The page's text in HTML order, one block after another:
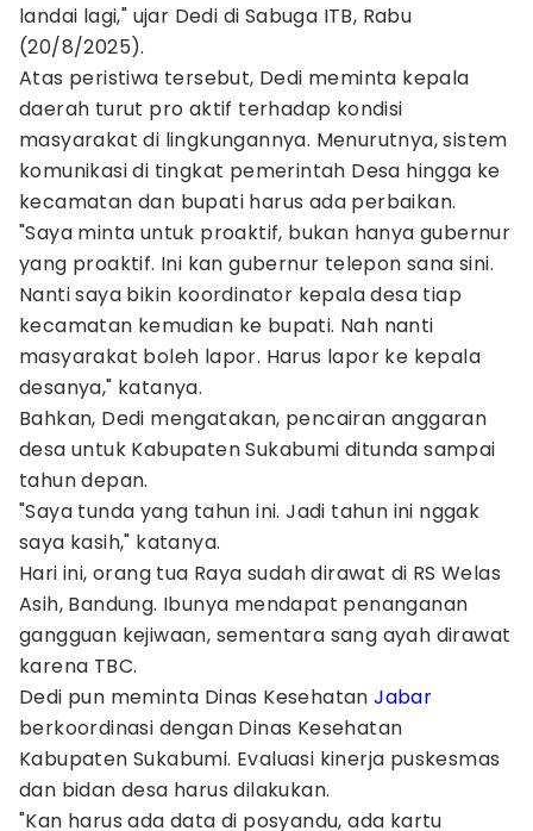
landai lagi," ujar Dedi di Sabuga ITB, Rabu
(20/8/2025).
Atas peristiwa tersebut, Dedi meminta kepala
daerah turut pro aktif terhadap kondisi
masyarakat di lingkungannya. Menurutnya, sistem
komunikasi di tingkat pemerintah Desa hingga ke
kecamatan dan bupati harus ada perbaikan.
"Saya minta untuk proaktif, bukan hanya gubernur
yang proaktif. Ini kan gubernur telepon sana sini.
Nanti saya bikin koordinator kepala desa tiap
kecamatan kemudian ke bupati. Nah nanti
masyarakat boleh lapor. Harus lapor ke kepala
desanya," katanya.
Bahkan, Dedi mengatakan, pencairan anggaran
desa untuk Kabupaten Sukabumi ditunda sampai
tahun depan.
"Saya tunda yang tahun ini. Jadi tahun ini nggak
saya kasih," katanya.
Hari ini, orang tua Raya sudah dirawat di RS Welas
Asih, Bandung. Ibunya mendapat penanganan
gangguan kejiwaan, sementara sang ayah dirawat
karena TBC.
Dedi pun meminta Dinas KesehatanJabar
berkoordinasi dengan Dinas Kesehatan
Kabupaten Sukabumi. Evaluasi kinerja puskesmas
dan bidan desa harus dilakukan.
"Kan harus ada data di posyandu, ada kartu